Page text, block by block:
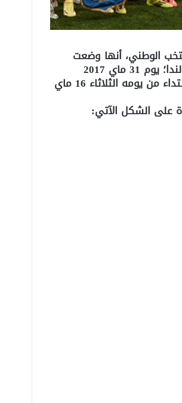
الوطني، أنها وضعت
تذاكر المباراة الودية التي ستجمع المنتخب الوطني الأول ومنتخب هولندا؛ يوم 31 ماي 2017
بالملعب الكبير لأكادير؛ للبيع عن طريق الأنترنيت عبر بوابتها الرسمية ابتداء من يومه الثلاثاء 16 ماي
على الشكل الآتي: